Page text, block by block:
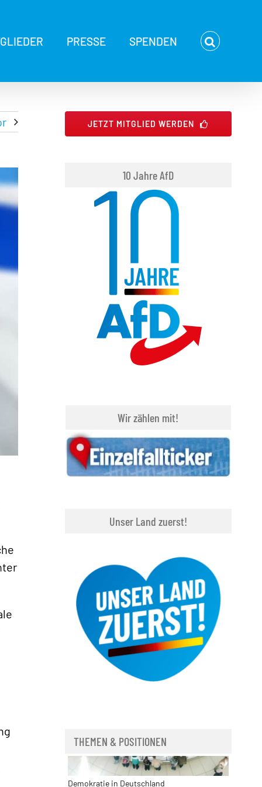
PRESSE SPENDEN
JETZT MITGLIED WERDEN
10 Jahre AfD
Wir zählen mit!
Unser Land zuerst!
THEMEN & POSITIONEN
Demokratie in Deutschland